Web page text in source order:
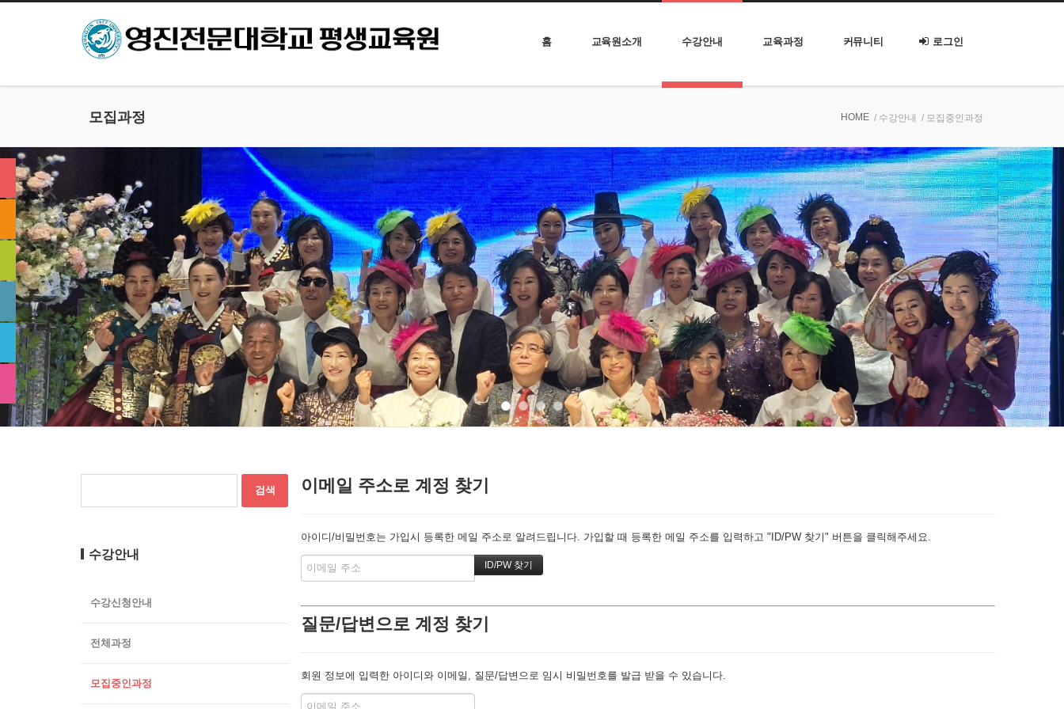
홈 교육원소개 수강안내 교육과정 커뮤니티 로그인
모집과정 HOME / 수강안내 / 모집중인과정
이메일 주소로 계정 찾기
아이디/비밀번호는 가입시 등록한 메일 주소로 알려드립니다. 가입할 때 등록한 메일 주소를 입력하고 "ID/PW 찾기" 버튼을 클릭해주세요.
질문/답변으로 계정 찾기
회원 정보에 입력한 아이디와 이메일, 질문/답변으로 임시 비밀번호를 발급 받을 수 있습니다.
수강안내
수강신청안내
전체과정
모집중인과정